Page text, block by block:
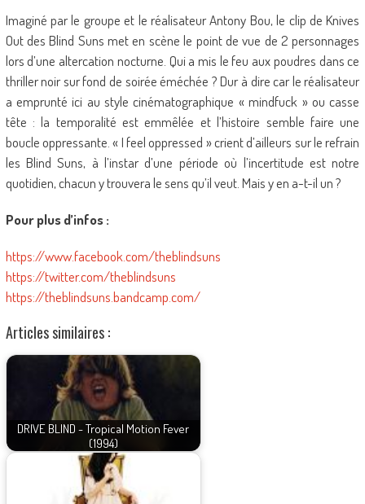
Imaginé par le groupe et le réalisateur Antony Bou, le clip de Knives
Out des Blind Suns met en scène le point de vue de 2 personnages
lors d’une altercation nocturne. Qui a mis le feu aux poudres dans ce
thriller noir sur fond de soirée éméchée ? Dur à dire car le réalisateur
a emprunté ici au style cinématographique « mindfuck » ou casse
tête : la temporalité est emmêlée et l’histoire semble faire une
boucle oppressante. « I feel oppressed » crient d’ailleurs sur le refrain
les Blind Suns, à l’instar d’une période où l’incertitude est notre
quotidien, chacun y trouvera le sens qu’il veut. Mais y en a-t-il un ?
Pour plus d’infos :
https://www.facebook.com/theblindsuns
https://twitter.com/theblindsuns
https://theblindsuns.bandcamp.com/
Articles similaires :
DRIVE BLIND - Tropical Motion Fever
(1994)